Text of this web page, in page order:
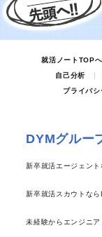
就活ノートTOPへ
自己分析
プライバ
DYMグルー
新卒就活エージェン
新卒就活スカウトなら
未経験からエンジニ